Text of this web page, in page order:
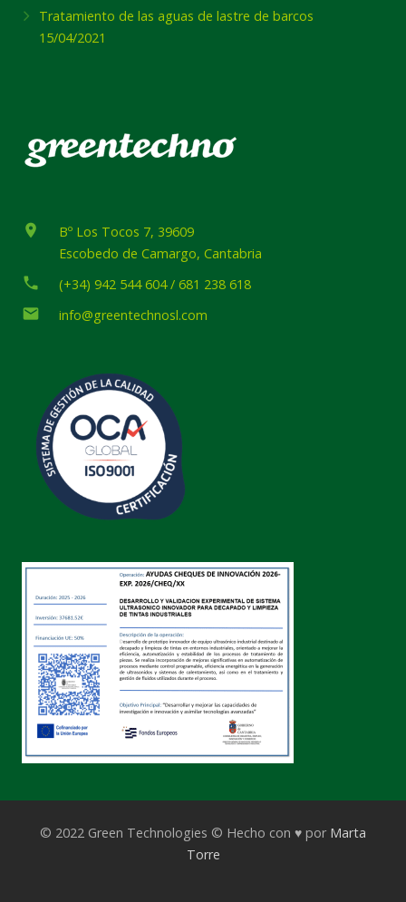
Tratamiento de las aguas de lastre de barcos
15/04/2021
place
Bº Los Tocos 7, 39609
Escobedo de Camargo, Cantabria
phone (+34) 942 544 604 / 681 238 618
email info@greentechnosl.com
© 2022 Green Technologies © Hecho con ♥ por Marta
Torre